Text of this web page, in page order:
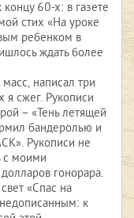
60-х: в газете
стих «На уроке
ребенком в
ждать более
написал три
сжег. Рукописи
– «Тень летящей
бандеролью и
Рукописи не
с моими
гонорара.
«Спас на
к